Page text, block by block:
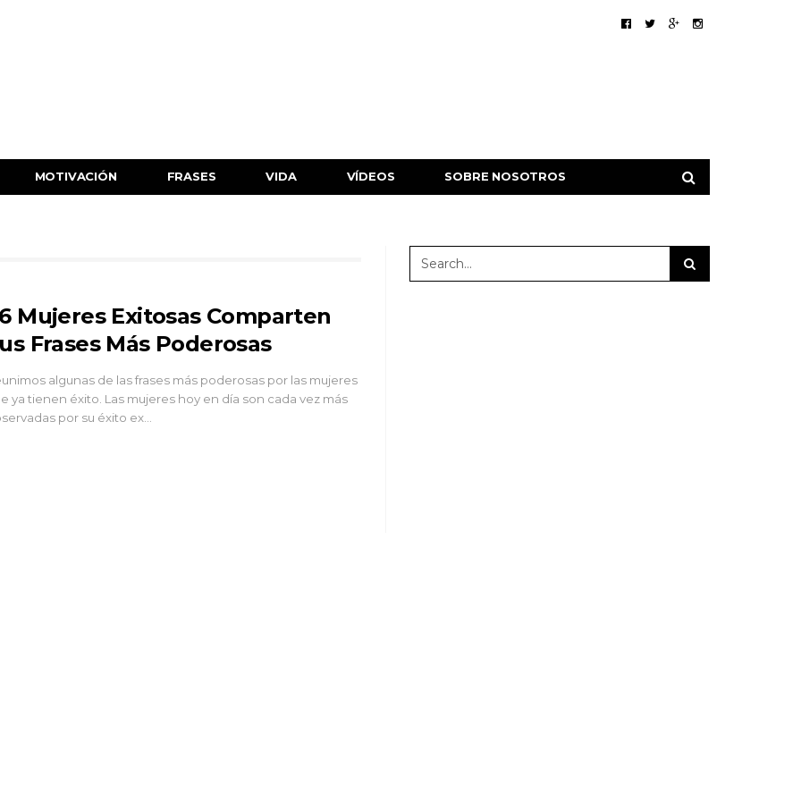
MOTIVACIÓN FRASES VIDA VÍDEOS SOBRE NOSOTROS
Mujeres Exitosas Comparten
Frases Más Poderosas
algunas de las frases más poderosas por las mujeres
ya tienen éxito. Las mujeres hoy en día son cada vez más
por su éxito ex…